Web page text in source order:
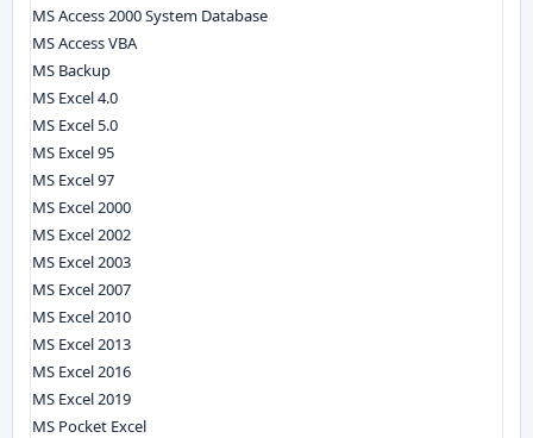
MS Access 2000 System Database
MS Access VBA
MS Backup
MS Excel 4.0
MS Excel 5.0
MS Excel 95
MS Excel 97
MS Excel 2000
MS Excel 2002
MS Excel 2003
MS Excel 2007
MS Excel 2010
MS Excel 2013
MS Excel 2016
MS Excel 2019
MS Pocket Excel